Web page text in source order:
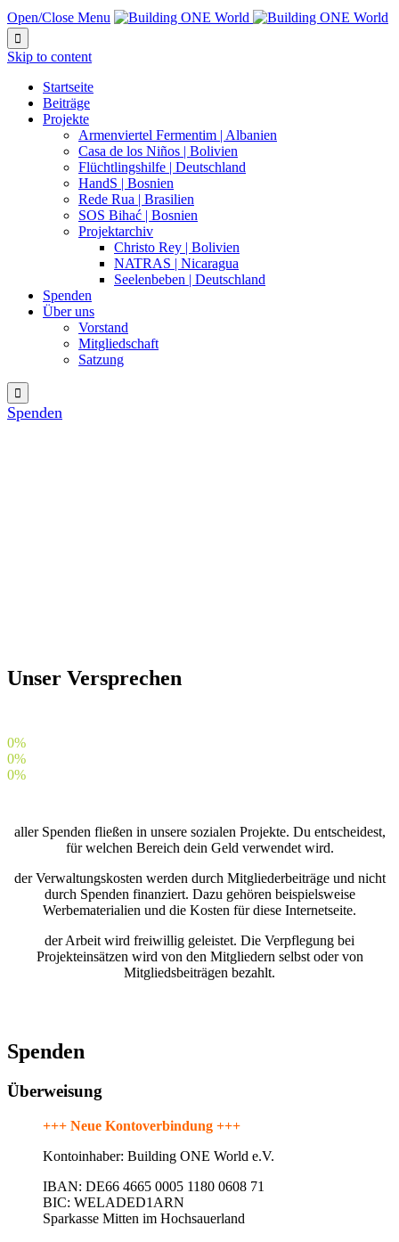
Open/Close Menu

Skip to content
Startseite
Beiträge
Projekte
Armenviertel Fermentim | Albanien
Casa de los Niños | Bolivien
Flüchtlingshilfe | Deutschland
HandS | Bosnien
Rede Rua | Brasilien
SOS Bihać | Bosnien
Projektarchiv
Christo Rey | Bolivien
NATRAS | Nicaragua
Seelenbeben | Deutschland
Spenden
Über uns
Vorstand
Mitgliedschaft
Satzung

Spenden
Unser Versprechen
0%
0%
0%
aller Spenden fließen in unsere sozialen Projekte. Du entscheidest,
für welchen Bereich dein Geld verwendet wird.
der Verwaltungskosten werden durch Mitgliederbeiträge und nicht
durch Spenden finanziert. Dazu gehören beispielsweise
Werbematerialien und die Kosten für diese Internetseite.
der Arbeit wird freiwillig geleistet. Die Verpflegung bei
Projekteinsätzen wird von den Mitgliedern selbst oder von
Mitgliedsbeiträgen bezahlt.
Spenden
Überweisung
+++ Neue Kontoverbindung +++
Kontoinhaber: Building ONE World e.V.
IBAN: DE66 4665 0005 1180 0608 71
BIC: WELADED1ARN
Sparkasse Mitten im Hochsauerland